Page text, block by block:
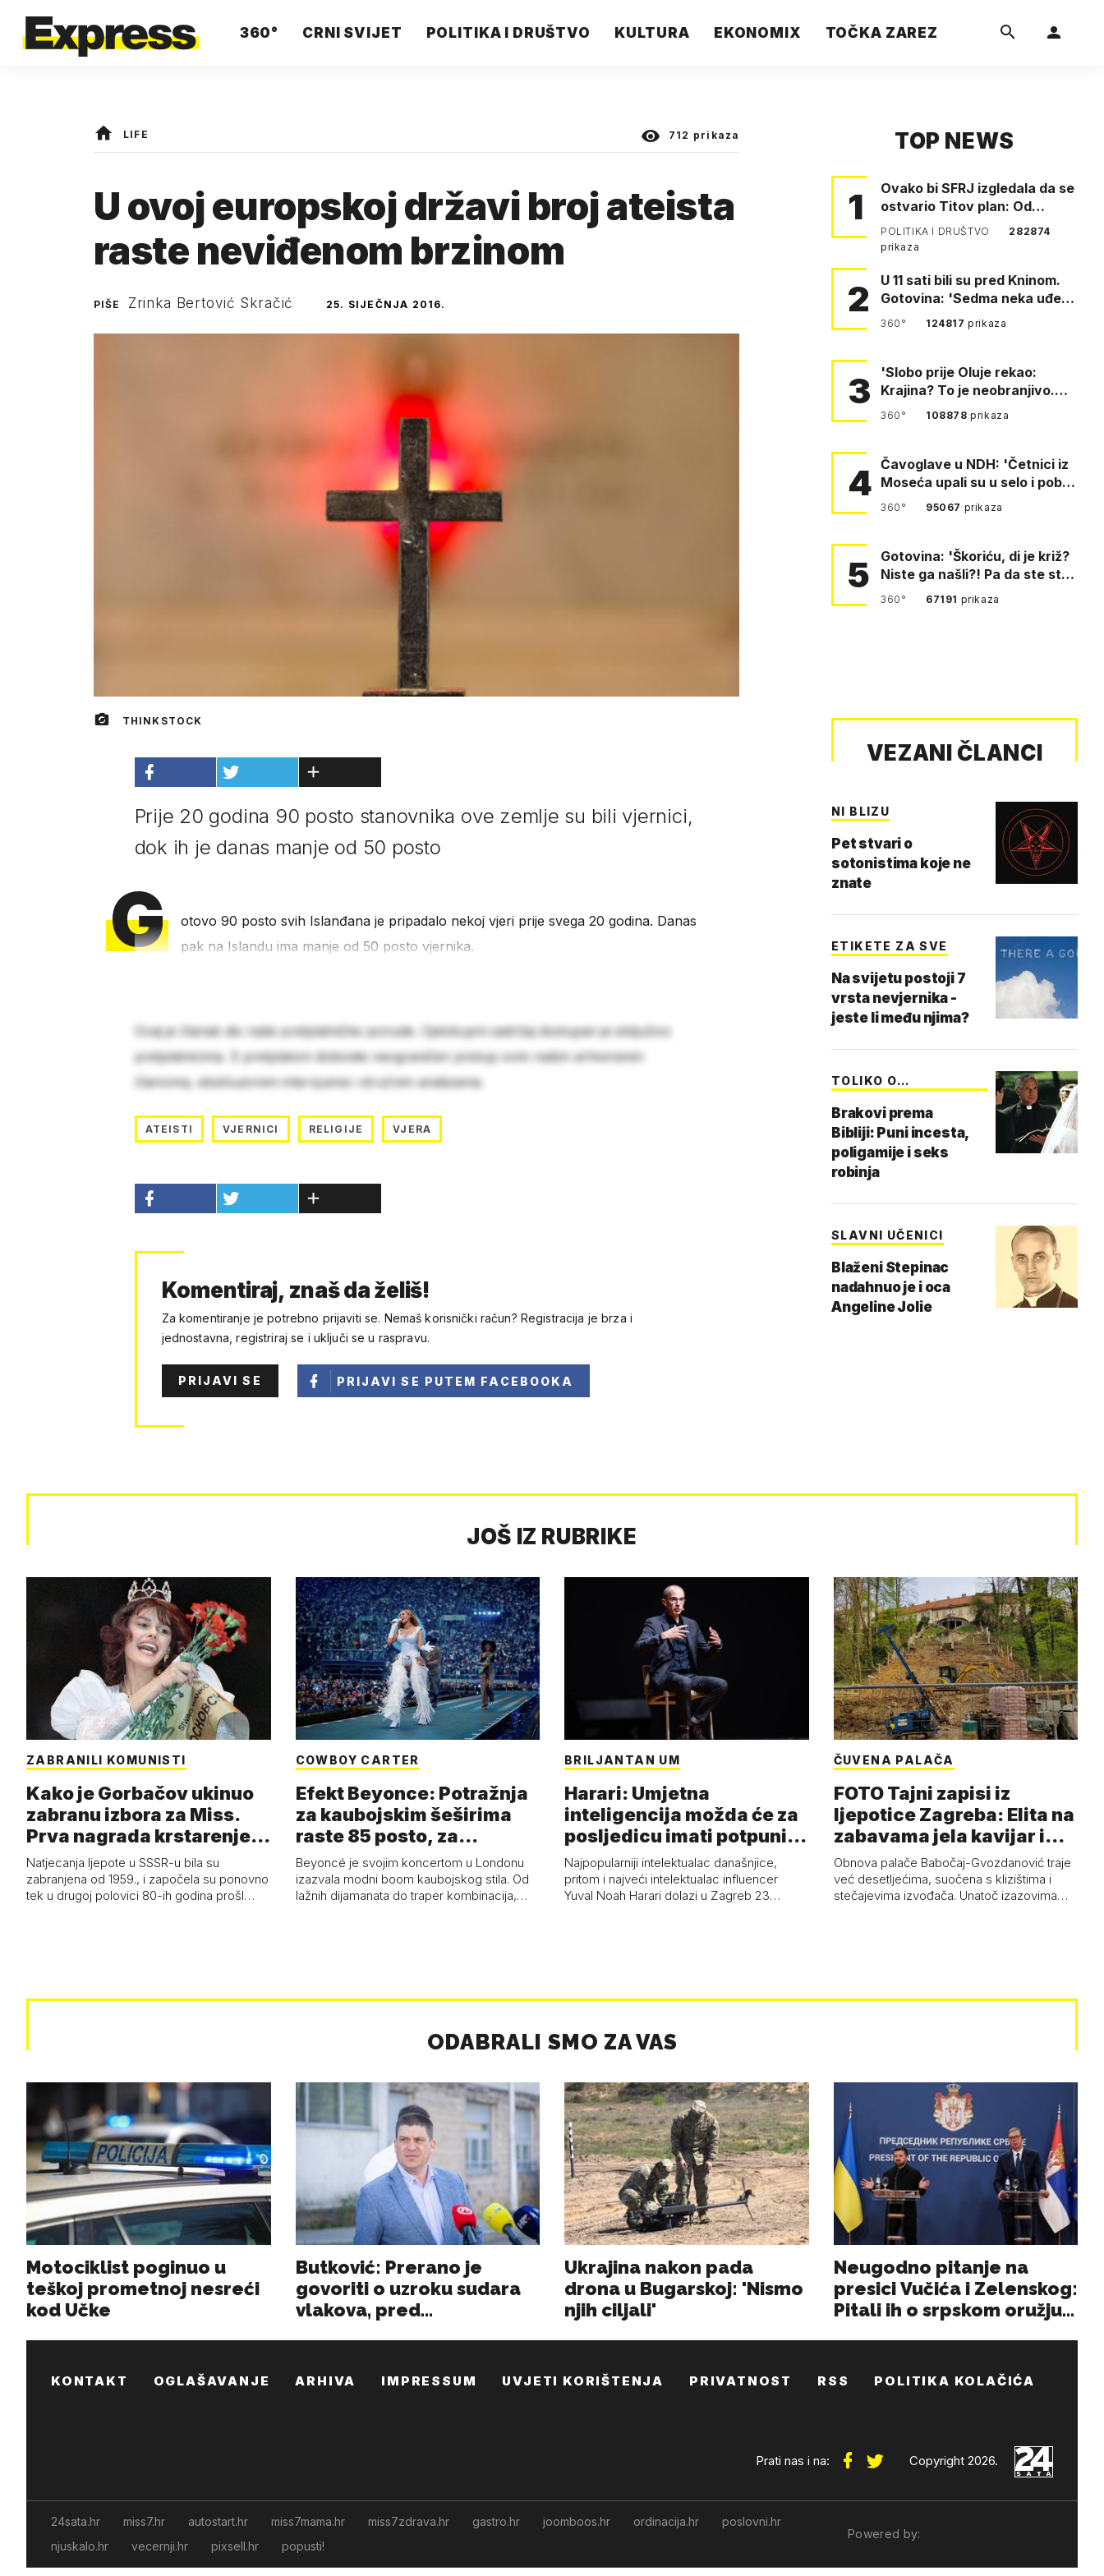
360° CRNI SVIJET POLITIKA I DRUŠTVO KULTURA EKONOMIX TOČKA ZAREZ
LIFE 712 prikaza
U ovoj europskoj državi broj ateista
raste neviđenom brzinom
PIŠE Zrinka Bertović Skračić 25. SIJEČNJA 2016.
THINKSTOCK
Prije 20 godina 90 posto stanovnika ove zemlje su bili vjernici,
dok ih je danas manje od 50 posto
G
otovo 90 posto svih Islanđana je pripadalo nekoj vjeri prije svega 20 godina. Danas
pak na Islandu ima manje od 50 posto vjernika.
Ovaj je članak dio naše pretplatničke ponude. Cjelokupni sadržaj dostupan je isključivo
pretplatnicima. S pretplatom dobivate neograničen pristup svim našim arhiviranim
člancima, ekskluzivnim intervjuima i stručnim analizama.
ATEISTI VJERNICI RELIGIJE VJERA
Komentiraj, znaš da želiš!
Za komentiranje je potrebno prijaviti se. Nemaš korisnički račun? Registracija je brza i
jednostavna, registriraj se i uključi se u raspravu.
PRIJAVI SE PRIJAVI SE PUTEM FACEBOOKA
TOP NEWS
1
Ovako bi SFRJ izgledala da se
ostvario Titov plan: Od
Klagenfurta do Istanbula!
POLITIKA I DRUŠTVO
282874
prikaza
2
U 11 sati bili su pred Kninom.
Gotovina: 'Sedma neka uđe,
4. gardijska neka g…
360° 124817prikaza
3
'Slobo prije Oluje rekao:
Krajina? To je neobranjivo.
Tuđmana zvao Krivousti'
360° 108878prikaza
4 Čavoglave u NDH: 'Četnici iz
Moseća upali su u selo i pobili
obitelj Perković'
360° 95067 prikaza
5
Gotovina: 'Škoriću, di je križ?
Niste ga našli?! Pa da ste stali
i pitali fratr…
360° 67191 prikaza
VEZANI ČLANCI
NI BLIZU
Pet stvari o
sotonistima koje ne
znate
ETIKETE ZA SVE
Na svijetu postoji 7
vrsta nevjernika -
jeste li među njima?
TOLIKO O
Brakovi prema
Bibliji: Puni incesta,
poligamije i seks
robinja
SLAVNI UČENICI
Blaženi Stepinac
nadahnuo je i oca
Angeline Jolie
JOŠ IZ RUBRIKE
ZABRANILI KOMUNISTI
Kako je Gorbačov ukinuo
zabranu izbora za Miss.
Prva nagrada krstarenje
Jadran…
Natjecanja ljepote u SSSR-u bila su
zabranjena od 1959., i započela su ponovno
tek u drugoj polovici 80-ih godina prošl…
COWBOY CARTER
Efekt Beyonce: Potražnja
za kaubojskim šeširima
raste 85 posto, za
čizmama 53 p…
Beyoncé je svojim koncertom u Londonu
izazvala modni boom kaubojskog stila. Od
lažnih dijamanata do traper kombinacija,…
BRILJANTAN UM
Harari: Umjetna
inteligencija možda će za
posljedicu imati potpuni
kolaps čovje…
Najpopularniji intelektualac današnjice,
pritom i najveći intelektualac influencer
Yuval Noah Harari dolazi u Zagreb 23…
ČUVENA PALAČA
FOTO Tajni zapisi iz
ljepotice Zagreba: Elita na
zabavama jela kavijar i
pud…
Obnova palače Babočaj-Gvozdanović traje
već desetljećima, suočena s klizištima i
stečajevima izvođača. Unatoč izazovima…
KONTAKT OGLAŠAVANJE ARHIVA IMPRESSUM UVJETI KORIŠTENJA PRIVATNOST RSS POLITIKA KOLAČIĆA
Prati nas i na: Copyright 2026.
24sata.hr miss7.hr autostart.hr miss7mama.hr miss7zdrava.hr gastro.hr joomboos.hr ordinacija.hr
poslovni.hr
njuskalo.hr
vecernji.hr pixsell.hr popusti!
Powered by: